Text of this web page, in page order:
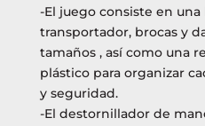
-El juego consiste en
transportador, brocas y
tamaños , así como una
plástico para organizar
y seguridad.
-El destornillador de